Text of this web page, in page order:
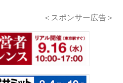
＜スポンサー広告＞